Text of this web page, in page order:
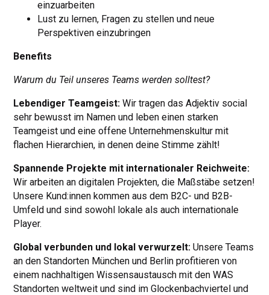
einzuarbeiten
Lust zu lernen, Fragen zu stellen und neue
Perspektiven einzubringen
Benefits
Warum du Teil unseres Teams werden solltest?
Lebendiger Teamgeist:Wir tragen das Adjektiv social
sehr bewusst im Namen und leben einen starken
Teamgeist und eine offene Unternehmenskultur mit
flachen Hierarchien, in denen deine Stimme zählt!
Spannende Projekte mit internationaler Reichweite:
Wir arbeiten an digitalen Projekten, die Maßstäbe setzen!
Unsere Kund:innen kommen aus dem B2C- und B2B-
Umfeld und sind sowohl lokale als auch internationale
Player.
Global verbunden und lokal verwurzelt:Unsere Teams
an den Standorten München und Berlin profitieren von
einem nachhaltigen Wissensaustausch mit den WAS
Standorten weltweit und sind im Glockenbachviertel und